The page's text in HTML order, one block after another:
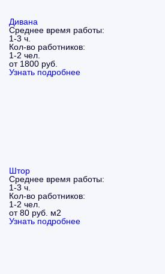
Дивана
Среднее время работы:
1-3 ч.
Кол-во работников:
1-2 чел.
от 1800 руб.
Узнать подробнее
Штор
Среднее время работы:
1-3 ч.
Кол-во работников:
1-2 чел.
от 80 руб. м2
Узнать подробнее